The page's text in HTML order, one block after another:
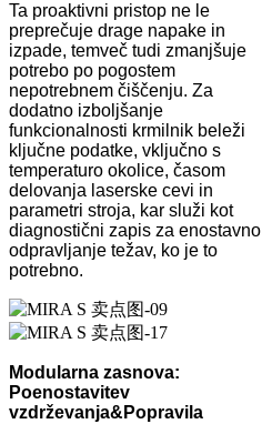
Ta proaktivni pristop ne le
preprečuje drage napake in
izpade, temveč tudi zmanjšuje
potrebo po pogostem
nepotrebnem čiščenju. Za
dodatno izboljšanje
funkcionalnosti krmilnik beleži
ključne podatke, vključno s
temperaturo okolice, časom
delovanja laserske cevi in ​​
parametri stroja, kar služi kot
diagnostični zapis za enostavno
odpravljanje težav, ko je to
potrebno.
Modularna zasnova:
Poenostavitev
vzdrževanja& Popravila